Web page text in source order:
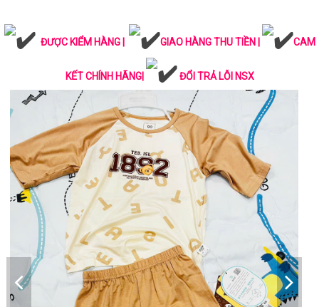
ĐƯỢC KIỂM HÀNG | GIAO HÀNG THU TIỀN | CAM
KẾT CHÍNH HÃNG| ĐỔI TRẢ LỖI NSX